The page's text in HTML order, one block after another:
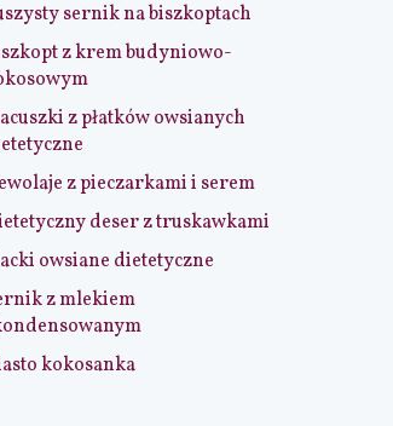
sernik na biszkoptach
z krem budyniowo-
z płatków owsianych
z pieczarkami i serem
deser z truskawkami
owsiane dietetyczne
z mlekiem
kokosanka